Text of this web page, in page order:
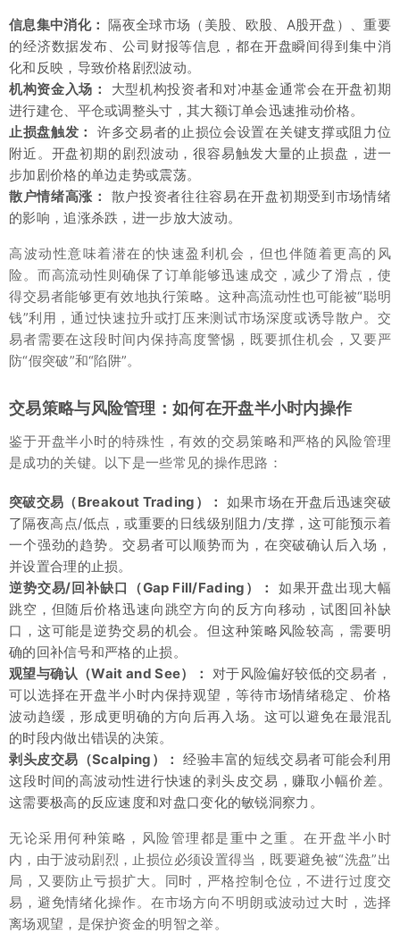
信息集中消化： 隔夜全球市场（美股、欧股、A股开盘）、重要
的经济数据发布、公司财报等信息，都在开盘瞬间得到集中消
化和反映，导致价格剧烈波动。
机构资金入场：
大型机构投资者和对冲基金通常会在开盘初期
进行建仓、平仓或调整头寸，其大额订单会迅速推动价格。
止损盘触发：
许多交易者的止损位会设置在关键支撑或阻力位
附近。开盘初期的剧烈波动，很容易触发大量的止损盘，进一
步加剧价格的单边走势或震荡。
散户情绪高涨：
散户投资者往往容易在开盘初期受到市场情绪
的影响，追涨杀跌，进一步放大波动。
高波动性意味着潜在的快速盈利机会，但也伴随着更高的风
险。而高流动性则确保了订单能够迅速成交，减少了滑点，使
得交易者能够更有效地执行策略。这种高流动性也可能被“聪明
钱”利用，通过快速拉升或打压来测试市场深度或诱导散户。交
易者需要在这段时间内保持高度警惕，既要抓住机会，又要严
防“假突破”和“陷阱”。
交易策略与风险管理：如何在开盘半小时内操作
鉴于开盘半小时的特殊性，有效的交易策略和严格的风险管理
是成功的关键。以下是一些常见的操作思路：
突破交易（Breakout Trading）： 如果市场在开盘后迅速突破
了隔夜高点/低点，或重要的日线级别阻力/支撑，这可能预示着
一个强劲的趋势。交易者可以顺势而为，在突破确认后入场，
并设置合理的止损。
逆势交易/回补缺口（Gap Fill/Fading）：
如果开盘出现大幅
跳空，但随后价格迅速向跳空方向的反方向移动，试图回补缺
口，这可能是逆势交易的机会。但这种策略风险较高，需要明
确的回补信号和严格的止损。
观望与确认（Wait and See）：
对于风险偏好较低的交易者，
可以选择在开盘半小时内保持观望，等待市场情绪稳定、价格
波动趋缓，形成更明确的方向后再入场。这可以避免在最混乱
的时段内做出错误的决策。
剥头皮交易（Scalping）： 经验丰富的短线交易者可能会利用
这段时间的高波动性进行快速的剥头皮交易，赚取小幅价差。
这需要极高的反应速度和对盘口变化的敏锐洞察力。
无论采用何种策略，风险管理都是重中之重。在开盘半小时
内，由于波动剧烈，止损位必须设置得当，既要避免被“洗盘”出
局，又要防止亏损扩大。同时，严格控制仓位，不进行过度交
易，避免情绪化操作。在市场方向不明朗或波动过大时，选择
离场观望，是保护资金的明智之举。